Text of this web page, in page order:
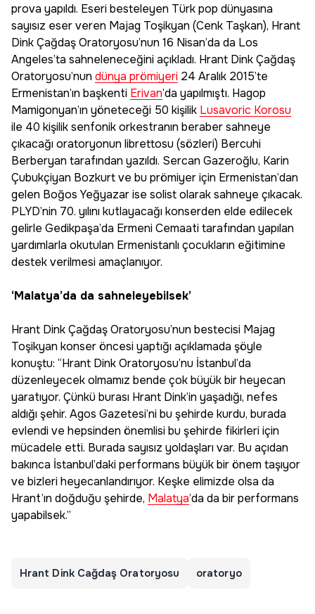
prova yapıldı. Eseri besteleyen Türk pop dünyasına
sayısız eser veren Majag Toşikyan (Cenk Taşkan), Hrant
Dink Çağdaş Oratoryosu’nun 16 Nisan’da da Los
Angeles’ta sahneleneceğini açıkladı. Hrant Dink Çağdaş
Oratoryosu’nun dünya prömiyeri 24 Aralık 2015’te
Ermenistan’ın başkenti Erivan’da yapılmıştı. Hagop
Mamigonyan’ın yöneteceği 50 kişilik Lusavoric Korosu
ile 40 kişilik senfonik orkestranın beraber sahneye
çıkacağı oratoryonun librettosu (sözleri) Bercuhi
Berberyan tarafından yazıldı. Sercan Gazeroğlu, Karin
Çubukçiyan Bozkurt ve bu prömiyer için Ermenistan’dan
gelen Boğos Yeğyazar ise solist olarak sahneye çıkacak.
PLYD’nin 70. yılını kutlayacağı konserden elde edilecek
gelirle Gedikpaşa’da Ermeni Cemaati tarafından yapılan
yardımlarla okutulan Ermenistanlı çocukların eğitimine
destek verilmesi amaçlanıyor.
‘Malatya’da da sahneleyebilsek’
Hrant Dink Çağdaş Oratoryosu’nun bestecisi Majag
Toşikyan konser öncesi yaptığı açıklamada şöyle
konuştu: “Hrant Dink Oratoryosu’nu İstanbul’da
düzenleyecek olmamız bende çok büyük bir heyecan
yaratıyor. Çünkü burası Hrant Dink’in yaşadığı, nefes
aldığı şehir. Agos Gazetesi’ni bu şehirde kurdu, burada
evlendi ve hepsinden önemlisi bu şehirde fikirleri için
mücadele etti. Burada sayısız yoldaşları var. Bu açıdan
bakınca İstanbul’daki performans büyük bir önem taşıyor
ve bizleri heyecanlandırıyor. Keşke elimizde olsa da
Hrant’ın doğduğu şehirde, Malatya’da da bir performans
yapabilsek.”
Hrant Dink Cağdaş Oratoryosu oratoryo